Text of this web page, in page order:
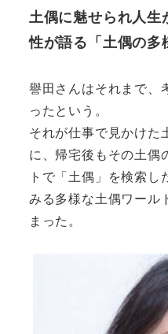
土偶に魅せられ人
性が語る「土偶の多
譽田さんはそれまで、
ったという。
それが仕事で見かけた
に、帰宅後もその土偶
トで「土偶」を検索
みる多様な土偶ワール
まった。